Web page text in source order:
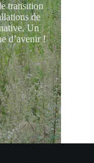
transition
de
Un
d’avenir !